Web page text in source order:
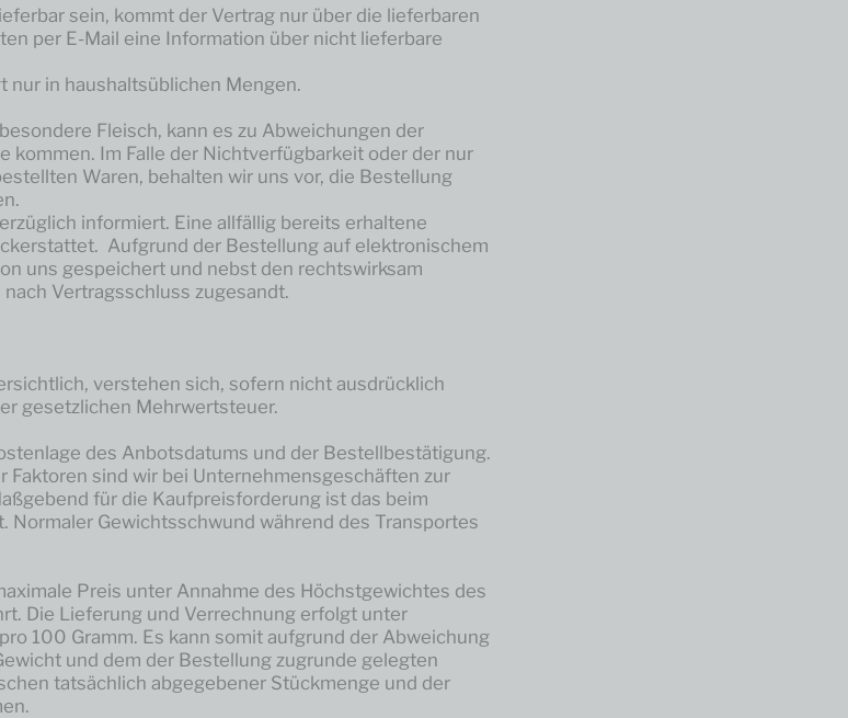
sein, kommt der Vertrag nur über die lieferbaren
per E-Mail eine Information über nicht lieferbare
nur in haushaltsüblichen Mengen.
Fleisch, kann es zu Abweichungen der
kommen. Im Falle der Nichtverfügbarkeit oder der nur
Waren, behalten wir uns vor, die Bestellung
informiert. Eine allfällig bereits erhaltene
Aufgrund der Bestellung auf elektronischem
uns gespeichert und nebst den rechtswirksam
Vertragsschluss zugesandt.
verstehen sich, sofern nicht ausdrücklich
gesetzlichen Mehrwertsteuer.
des Anbotsdatums und der Bestellbestätigung.
Faktoren sind wir bei Unternehmensgeschäften zur
für die Kaufpreisforderung ist das beim
Normaler Gewichtsschwund während des Transportes
Preis unter Annahme des Höchstgewichtes des
Die Lieferung und Verrechnung erfolgt unter
100 Gramm. Es kann somit aufgrund der Abweichung
und dem der Bestellung zugrunde gelegten
tatsächlich abgegebener Stückmenge und der